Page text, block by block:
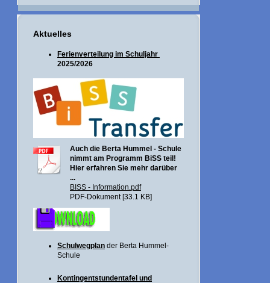
Aktuelles
Ferienverteilung im Schuljahr
2025/2026
Auch die Berta Hummel - Schule
nimmt am Programm BiSS teil!
Hier erfahren Sie mehr darüber
...
BISS - Information.pdf
PDF-Dokument [33.1 KB]
Schulwegplan der Berta Hummel-
Schule
Kontingentstundentafel und